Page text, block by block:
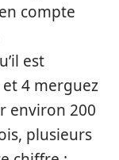
compte
est
4 merguez
environ 200
plusieurs